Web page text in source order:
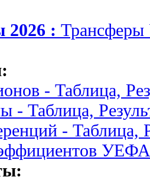
2026 :
- Таблица,
- Таблица,
- Таблица,
УЕФА